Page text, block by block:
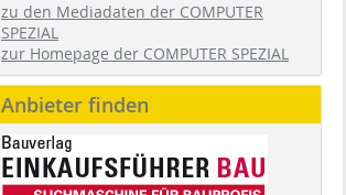
zu den Mediadaten der COMPUTER
SPEZIAL
zur Homepage der COMPUTER SPEZIAL
Anbieter finden